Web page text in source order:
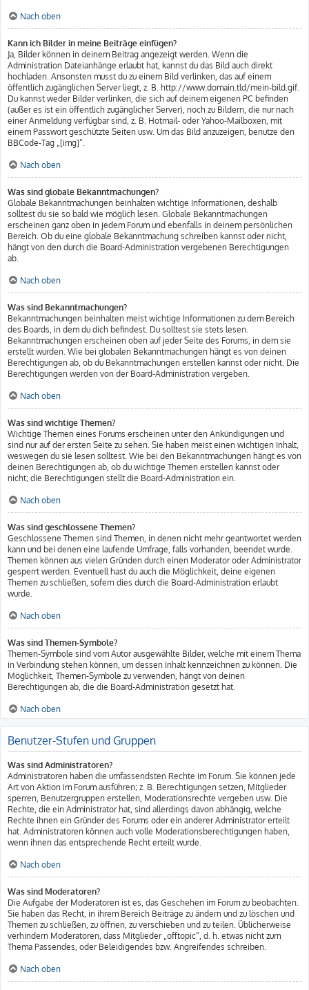
Nach oben
Kann ich Bilder in meine Beiträge einfügen?
Ja, Bilder können in deinem Beitrag angezeigt werden. Wenn die
Administration Dateianhänge erlaubt hat, kannst du das Bild auch direkt
hochladen. Ansonsten musst du zu einem Bild verlinken, das auf einem
öffentlich zugänglichen Server liegt, z. B. http://www.domain.tld/mein-bild.gif.
Du kannst weder Bilder verlinken, die sich auf deinem eigenen PC befinden
(außer es ist ein öffentlich zugänglicher Server), noch zu Bildern, die nur nach
einer Anmeldung verfügbar sind, z. B. Hotmail- oder Yahoo-Mailboxen, mit
einem Passwort geschützte Seiten usw. Um das Bild anzuzeigen, benutze den
BBCode-Tag „[img]“.
Nach oben
Was sind globale Bekanntmachungen?
Globale Bekanntmachungen beinhalten wichtige Informationen, deshalb
solltest du sie so bald wie möglich lesen. Globale Bekanntmachungen
erscheinen ganz oben in jedem Forum und ebenfalls in deinem persönlichen
Bereich. Ob du eine globale Bekanntmachung schreiben kannst oder nicht,
hängt von den durch die Board-Administration vergebenen Berechtigungen
ab.
Nach oben
Was sind Bekanntmachungen?
Bekanntmachungen beinhalten meist wichtige Informationen zu dem Bereich
des Boards, in dem du dich befindest. Du solltest sie stets lesen.
Bekanntmachungen erscheinen oben auf jeder Seite des Forums, in dem sie
erstellt wurden. Wie bei globalen Bekanntmachungen hängt es von deinen
Berechtigungen ab, ob du Bekanntmachungen erstellen kannst oder nicht. Die
Berechtigungen werden von der Board-Administration vergeben.
Nach oben
Was sind wichtige Themen?
Wichtige Themen eines Forums erscheinen unter den Ankündigungen und
sind nur auf der ersten Seite zu sehen. Sie haben meist einen wichtigen Inhalt,
weswegen du sie lesen solltest. Wie bei den Bekanntmachungen hängt es von
deinen Berechtigungen ab, ob du wichtige Themen erstellen kannst oder
nicht; die Berechtigungen stellt die Board-Administration ein.
Nach oben
Was sind geschlossene Themen?
Geschlossene Themen sind Themen, in denen nicht mehr geantwortet werden
kann und bei denen eine laufende Umfrage, falls vorhanden, beendet wurde.
Themen können aus vielen Gründen durch einen Moderator oder Administrator
gesperrt werden. Eventuell hast du auch die Möglichkeit, deine eigenen
Themen zu schließen, sofern dies durch die Board-Administration erlaubt
wurde.
Nach oben
Was sind Themen-Symbole?
Themen-Symbole sind vom Autor ausgewählte Bilder, welche mit einem Thema
in Verbindung stehen können, um dessen Inhalt kennzeichnen zu können. Die
Möglichkeit, Themen-Symbole zu verwenden, hängt von deinen
Berechtigungen ab, die die Board-Administration gesetzt hat.
Nach oben
Benutzer-Stufen und Gruppen
Was sind Administratoren?
Administratoren haben die umfassendsten Rechte im Forum. Sie können jede
Art von Aktion im Forum ausführen; z. B. Berechtigungen setzen, Mitglieder
sperren, Benutzergruppen erstellen, Moderationsrechte vergeben usw. Die
Rechte, die ein Administrator hat, sind allerdings davon abhängig, welche
Rechte ihnen ein Gründer des Forums oder ein anderer Administrator erteilt
hat. Administratoren können auch volle Moderationsberechtigungen haben,
wenn ihnen das entsprechende Recht erteilt wurde.
Nach oben
Was sind Moderatoren?
Die Aufgabe der Moderatoren ist es, das Geschehen im Forum zu beobachten.
Sie haben das Recht, in ihrem Bereich Beiträge zu ändern und zu löschen und
Themen zu schließen, zu öffnen, zu verschieben und zu teilen. Üblicherweise
verhindern Moderatoren, dass Mitglieder „offtopic“, d. h. etwas nicht zum
Thema Passendes, oder Beleidigendes bzw. Angreifendes schreiben.
Nach oben